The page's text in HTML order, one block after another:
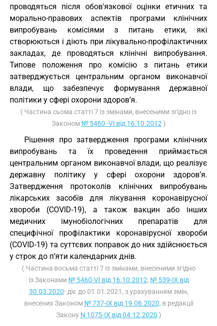
проводяться після обов'язкової оцінки етичних та
морально-правових аспектів програми клінічних
випробувань комісіями з питань етики, які
створюються і діють при лікувально-профілактичних
закладах, де проводяться клінічні випробування.
Типове положення про комісію з питань етики
затверджується центральним органом виконавчої
влади, що забезпечує формування державної
політики у сфері охорони здоров’я.
( Частина сьома статті 7 із змінами, внесеними згідно із
Законом № 5460 -VI від 16.10.2012 )
Рішення про затвердження програми клінічних
випробувань та їх проведення приймається
центральним органом виконавчої влади, що реалізує
державну політику у сфері охорони здоров’я.
Затвердження протоколів клінічних випробувань
лікарських засобів для лікування коронавірусної
хвороби (COVID-19), а також вакцин або інших
медичних імунобіологічних препаратів для
специфічної профілактики коронавірусної хвороби
(COVID-19) та суттєвих поправок до них здійснюється
у строк до п’яти календарних днів.
( Частина восьма статті 7 із змінами, внесеними згідно
із Законами № 5460-VI від 16.10.2012, № 539-IX від
30.03.2020- діє до 01.01.2021, з урахуванням змін,
внесених Законом № 737-IX від 19.06.2020, в редакції
Закону N 1075-IX від 04.12.2020 )